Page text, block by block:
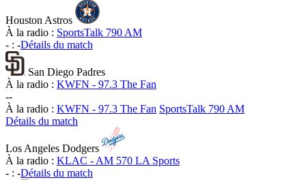
Houston Astros
À la radio : SportsTalk 790 AM
- : -Détails du match
San Diego Padres
À la radio : KWFN - 97.3 The Fan
--
À la radio : KWFN - 97.3 The Fan SportsTalk 790 AM
Détails du match
Los Angeles Dodgers
À la radio : KLAC - AM 570 LA Sports
- : -Détails du match